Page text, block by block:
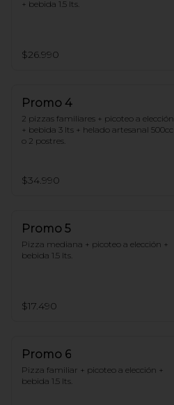
+ bebida 1.5 lts.
$26.990
Promo 4
2 pizzas familiares + picoteo a elección
+ bebida 3 lts + helado artesanal 500cc
o 2 postres.
$34.990
Promo 5
Pizza mediana + picoteo a elección +
bebida 1.5 lts.
$17.490
Promo 6
Pizza familiar + picoteo a elección +
bebida 1.5 lts.